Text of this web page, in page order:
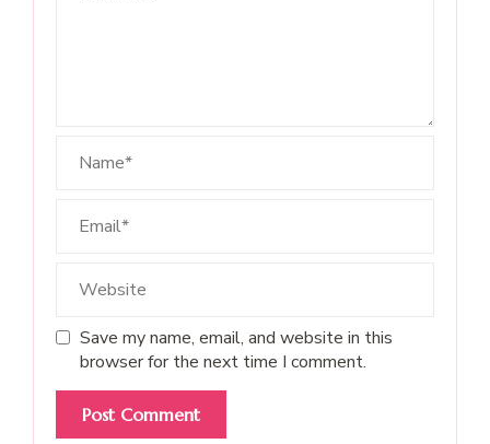
Save my name, email, and website in this
browser for the next time I comment.